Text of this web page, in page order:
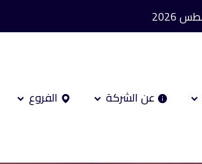
عن الشركة الفروع